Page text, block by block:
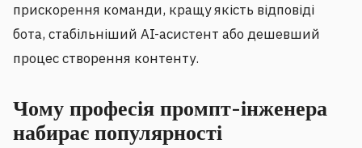
прискорення команди, кращу якість відповіді
бота, стабільніший AI-асистент або дешевший
процес створення контенту.
Чому професія промпт-інженера
набирає популярності